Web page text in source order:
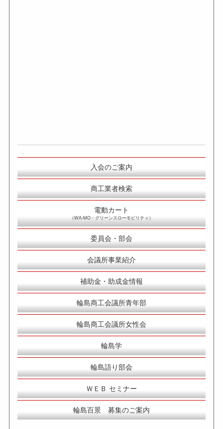
入会のご案内
商工業者検索
電動カート
（WA-MO・グリーンスローモビリティ）
委員会・部会
会議所事業紹介
補助金・助成金情報
輪島商工会議所青年部
輪島商工会議所女性会
輪島学
輪島語り部会
ＷＥＢ セミナー
輪島百景 募集のご案内